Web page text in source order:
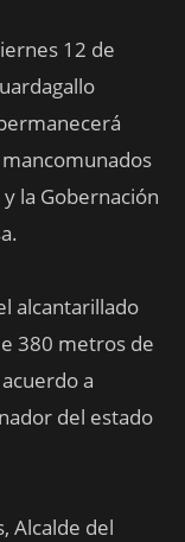
12 de
la Gobernación
alcantarillado
380 metros de
a
del estado
Alcalde del